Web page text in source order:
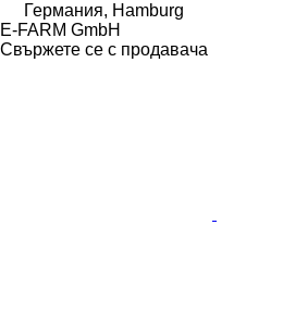
Германия, Hamburg
E-FARM GmbH
Свържете се с продавача